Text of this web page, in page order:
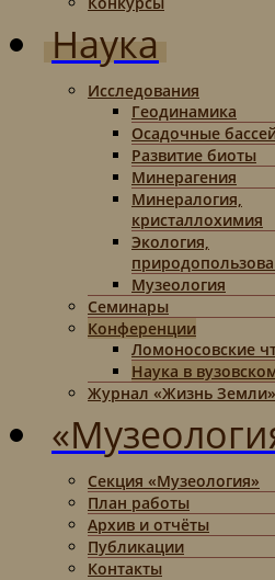
Наука
Исследования
Геодинамика
Осадочные
Развитие биоты
Минерагения
Минералогия,
кристаллохимия
Экология,
Музеология
Семинары
Конференции
Ломоносовские
Наука в
Журнал «Жизнь Земли»
Секция «Музеология»
План работы
Архив и отчёты
Публикации
Контакты